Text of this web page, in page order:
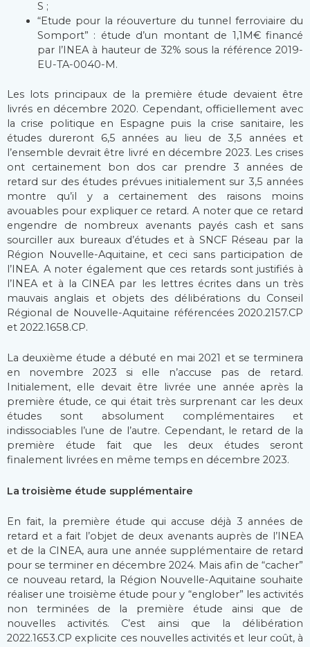
S ;
“Etude pour la réouverture du tunnel ferroviaire du
Somport” : étude d’un montant de 1,1M€ financé
par l’INEA à hauteur de 32% sous la référence 2019-
EU-TA-0040-M.
Les lots principaux de la première étude devaient être
livrés en décembre 2020. Cependant, officiellement avec
la crise politique en Espagne puis la crise sanitaire, les
études dureront 6,5 années au lieu de 3,5 années et
l’ensemble devrait être livré en décembre 2023. Les crises
ont certainement bon dos car prendre 3 années de
retard sur des études prévues initialement sur 3,5 années
montre qu’il y a certainement des raisons moins
avouables pour expliquer ce retard. A noter que ce retard
engendre de nombreux avenants payés cash et sans
sourciller aux bureaux d’études et à SNCF Réseau par la
Région Nouvelle-Aquitaine, et ceci sans participation de
l’INEA. A noter également que ces retards sont justifiés à
l’INEA et à la CINEA par les lettres écrites dans un très
mauvais anglais et objets des délibérations du Conseil
Régional de Nouvelle-Aquitaine référencées 2020.2157.CP
et 2022.1658.CP.
La deuxième étude a débuté en mai 2021 et se terminera
en novembre 2023 si elle n’accuse pas de retard.
Initialement, elle devait être livrée une année après la
première étude, ce qui était très surprenant car les deux
études sont absolument complémentaires et
indissociables l’une de l’autre. Cependant, le retard de la
première étude fait que les deux études seront
finalement livrées en même temps en décembre 2023.
La troisième étude supplémentaire
En fait, la première étude qui accuse déjà 3 années de
retard et a fait l’objet de deux avenants auprès de l’INEA
et de la CINEA, aura une année supplémentaire de retard
pour se terminer en décembre 2024. Mais afin de “cacher”
ce nouveau retard, la Région Nouvelle-Aquitaine souhaite
réaliser une troisième étude pour y “englober” les activités
non terminées de la première étude ainsi que de
nouvelles activités. C’est ainsi que la délibération
2022.1653.CP explicite ces nouvelles activités et leur coût, à